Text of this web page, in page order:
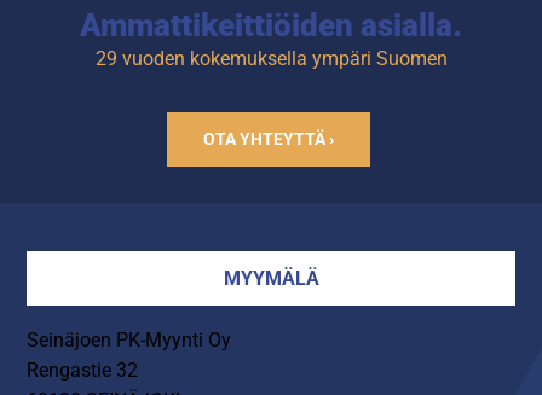
Ammattikeittiöiden asialla.
29 vuoden kokemuksella ympäri Suomen
OTA YHTEYTTÄ ›
MYYMÄLÄ
Seinäjoen PK-Myynti Oy
Rengastie 32